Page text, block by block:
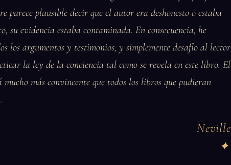
parece plausible decir que el autor era deshonesto o estaba
su evidencia estaba contaminada. En consecuencia, he
los argumentos y testimonios, y simplemente desafío al lector
la ley de la conciencia tal como se revela en este libro. El
más convincente que todos los libros que pudieran
Neville